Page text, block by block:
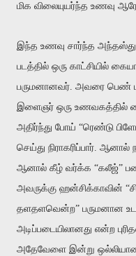
மிக விலையுயர்ந்த உணவு
இந்த உணவு சார்ந்த
படத்தில் ஒரு காட்சியில்
பருமனானவர். அவரை பெண்
இளைஞர் ஒரு உணவகத்தில்
அதிர்ந்து போய் “ரெண்டு பிளேட்
செய்து நிராகரிப்பார்.
ஆனால் கீழ் வர்க்க “கலீஜ்”
அவருக்கு ஹன்சிக்காவின்
தளதளவென்ற” பருமனான உடல்
அடிப்படையிலானது என்ற
அதேவேளை இன்று ஒல்லியான